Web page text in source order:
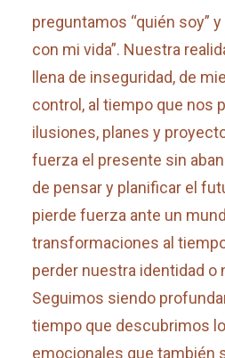
preguntamos “quién soy”
con mi vida”. Nuestra
llena de inseguridad, de
control, al tiempo que nos
ilusiones, planes y
fuerza el presente sin
de pensar y planificar el
pierde fuerza ante un
transformaciones al
perder nuestra identidad o
Seguimos siendo
tiempo que descubrimos
emocionales que también